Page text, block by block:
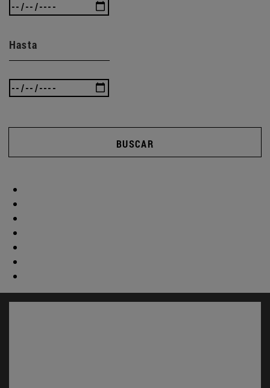
Hasta
BUSCAR